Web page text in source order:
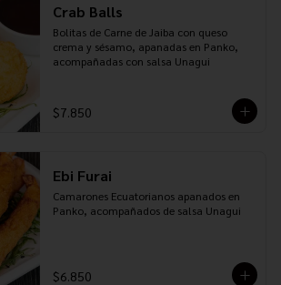
Crab Balls
Bolitas de Carne de Jaiba con queso
crema y sésamo, apanadas en Panko,
acompañadas con salsa Unagui
$7.850
Ebi Furai
Camarones Ecuatorianos apanados en
Panko, acompañados de salsa Unagui
$6.850